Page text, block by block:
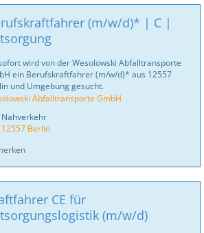
(m/w/d)* | C |
wird von der Wesolowski Abfalltransporte
ein Berufskraftfahrer (m/w/d)* aus 12557
und Umgebung gesucht.
Abfalltransporte GmbH
Nahverkehr
12557 Berlin
CE für
(m/w/d)